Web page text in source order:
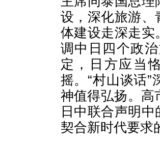
设，深化旅游
体建设走深走
调中日四个政
定，日方应当
摇。“村山谈话
神值得弘扬。高
日中联合声明
契合新时代要求